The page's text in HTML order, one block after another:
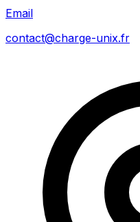
Email
contact@charge-unix.fr